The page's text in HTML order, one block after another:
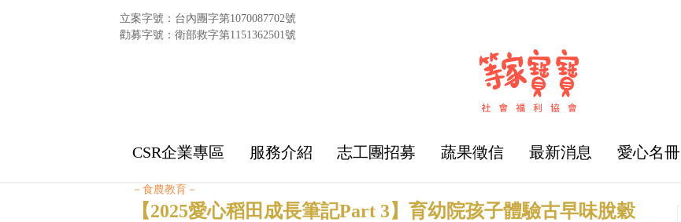
立案字號：台內團字第1070087702號
勸募字號：衛部救字第1151362501號
CSR企業專區 服務介紹 志工團招募 蔬果徵信 最新消息 愛心名冊
－食農教育－
【2025愛心稻田成長筆記Part 3】育幼院孩子體驗古早味脫穀